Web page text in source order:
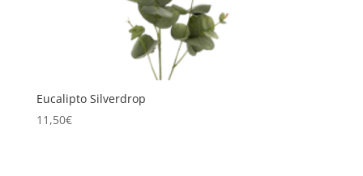
Eucalipto Silverdrop
11,50€